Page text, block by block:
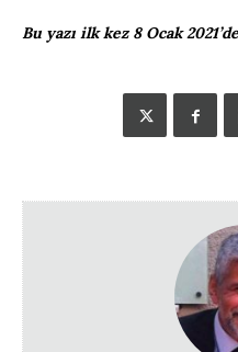
Bu yazı ilk kez 8 Ocak